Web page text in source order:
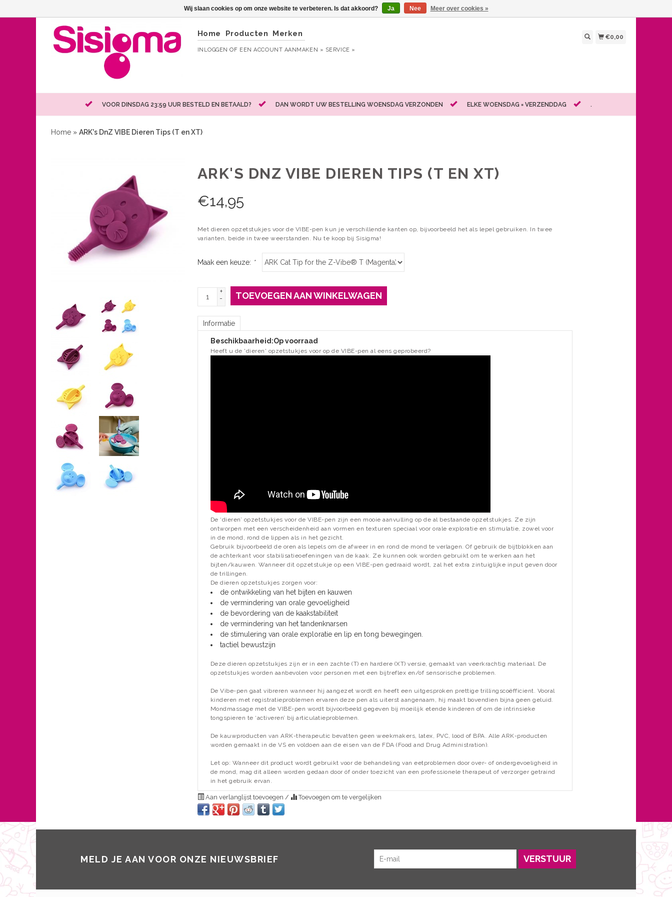
Home Producten Merken
INLOGGEN OF EEN ACCOUNT AANMAKEN » SERVICE »
€0,00
VOOR DINSDAG 23:59 UUR BESTELD EN BETAALD? DAN WORDT UW BESTELLING WOENSDAG VERZONDEN ELKE WOENSDAG = VERZENDDAG .
Home » ARK's DnZ VIBE Dieren Tips (T en XT)
ARK'S DNZ VIBE DIEREN TIPS (T EN XT)
€14,95
Met dieren opzetstukjes voor de VIBE-pen kun je verschillende kanten op, bijvoorbeeld het als lepel gebruiken. In twee
varianten, beide in twee weerstanden. Nu te koop bij Sisigma!
Maak een keuze: *
+
-
TOEVOEGEN AAN WINKELWAGEN
Informatie
Beschikbaarheid:Op voorraad
Heeft u de 'dieren' opzetstukjes voor op de VIBE-pen al eens geprobeerd?
De ‘dieren’ opzetstukjes voor de VIBE-pen zijn een mooie aanvulling op de al bestaande opzetstukjes. Ze zijn
ontworpen met een verscheidenheid aan vormen en texturen speciaal voor orale exploratie en stimulatie, zowel voor
in de mond, rond de lippen als in het gezicht.
Gebruik bijvoorbeeld de oren als lepels om de afweer in en rond de mond te verlagen. Of gebruik de bijtblokken aan
de achterkant voor stabilisatieoefeningen van de kaak. Ze kunnen ook worden gebruikt om te werken aan het
bijten/kauwen. Wanneer dit opzetstukje op een VIBE-pen gedraaid wordt, zal het extra zintuiglijke input geven door
de trillingen.
De dieren opzetstukjes zorgen voor:
de ontwikkeling van het bijten en kauwen
de vermindering van orale gevoeligheid
de bevordering van de kaakstabiliteit
de vermindering van het tandenknarsen
de stimulering van orale exploratie en lip en tong bewegingen.
tactiel bewustzijn
Deze dieren opzetstukjes zijn er in een zachte (T) en hardere (XT) versie, gemaakt van veerkrachtig materiaal. De
opzetstukjes worden aanbevolen voor personen met een bijtreflex en/of sensorische problemen.
De Vibe-pen gaat vibreren wanneer hij aangezet wordt en heeft een uitgesproken prettige trillingscoëfficient. Vooral
kinderen met registratieproblemen ervaren deze pen als uiterst aangenaam, hij maakt bovendien bijna geen geluid.
Mondmassage met de VIBE-pen wordt bijvoorbeeld gegeven bij moeilijk etende kinderen of om de intrinsieke
tongspieren te ‘activeren’ bij articulatieproblemen.
De kauwproducten van ARK-therapeutic bevatten geen weekmakers, latex, PVC, lood of BPA. Alle ARK-producten
worden gemaakt in de VS en voldoen aan de eisen van de FDA (Food and Drug Administration).
Let op: Wanneer dit product wordt gebruikt voor de behandeling van eetproblemen door over- of ondergevoeligheid in
de mond, mag dit alleen worden gedaan door óf onder toezicht van een professionele therapeut of verzorger getraind
in het gebruik ervan.
Aan verlanglijst toevoegen / Toevoegen om te vergelijken
MELD JE AAN VOOR ONZE NIEUWSBRIEF VERSTUUR
Wij slaan cookies op om onze website te verbeteren. Is dat akkoord? Ja Nee Meer over cookies »